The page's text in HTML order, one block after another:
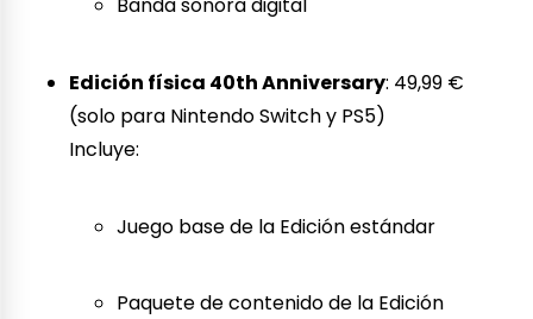
Edición física 40th Anniversary: 49,99 €
(solo para Nintendo Switch y PS5)
Incluye:
Juego base de la Edición estándar
Paquete de contenido de la Edición